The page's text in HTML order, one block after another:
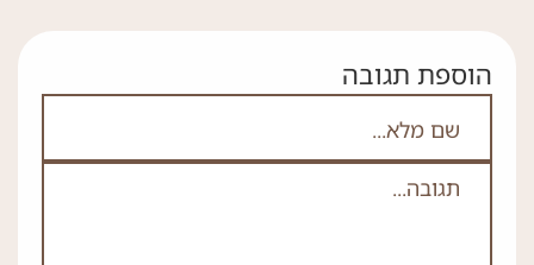
אם אתה לא רובוט אל תמלא את השדה הזה
הוספת תגובה